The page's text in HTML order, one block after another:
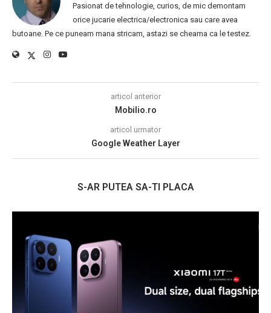
Pasionat de tehnologie, curios, de mic demontam
orice jucarie electrica/electronica sau care avea
butoane. Pe ce puneam mana stricam, astazi se cheama ca le testez.
articol anterior
Mobilio.ro
articol urmator
Google Weather Layer
S-AR PUTEA SA-TI PLACA